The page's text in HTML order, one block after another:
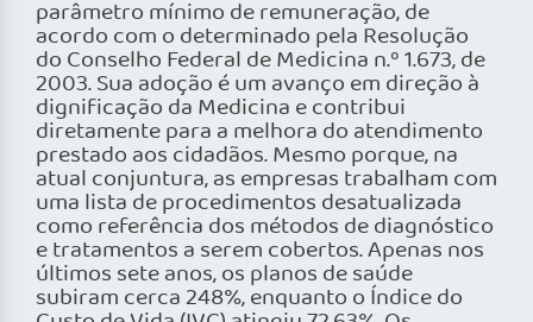
parâmetro mínimo de remuneração, de
acordo com o determinado pela Resolução
do Conselho Federal de Medicina n.º 1.673, de
2003. Sua adoção é um avanço em direção à
dignificação da Medicina e contribui
diretamente para a melhora do atendimento
prestado aos cidadãos. Mesmo porque, na
atual conjuntura, as empresas trabalham com
uma lista de procedimentos desatualizada
como referência dos métodos de diagnóstico
e tratamentos a serem cobertos. Apenas nos
últimos sete anos, os planos de saúde
subiram cerca 248%, enquanto o Índice do